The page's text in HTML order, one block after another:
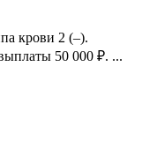
крови 2 (–).
50 000 ₽. ...